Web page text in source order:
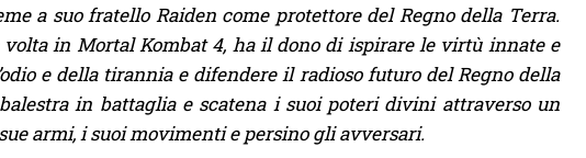
a suo fratello Raiden come protettore del Regno della Terra.
in Mortal Kombat 4, ha il dono di ispirare le virtù innate e
e della tirannia e difendere il radioso futuro del Regno della
in battaglia e scatena i suoi poteri divini attraverso un
armi, i suoi movimenti e persino gli avversari.